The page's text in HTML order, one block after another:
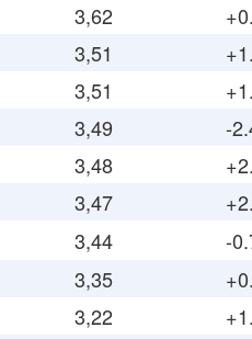
3,62
3,51
3,51
3,49
-
3,48
3,47
3,44
-
3,35
3,22